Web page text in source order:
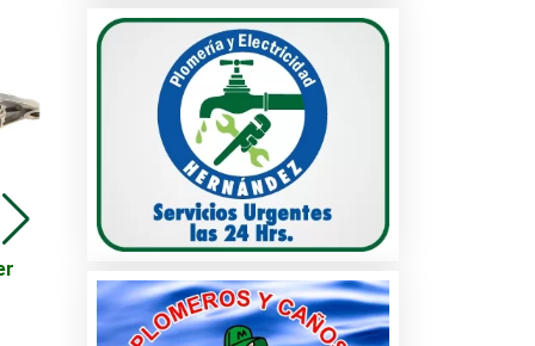
y
VÁLVULA IAC CHEVY,
TORNADO Y AVEO